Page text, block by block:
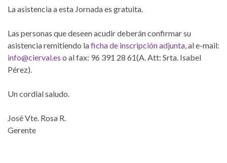
La asistencia a esta Jornada es gratuita.
Las personas que deseen acudir deberán confirmar su
asistencia remitiendo laficha de inscripción adjunta , al e-mail:
info@cierval.es o al fax: 96 391 28 61(A. Att: Srta. Isabel
Pérez).
Un cordial saludo.
José Vte. Rosa R.
Gerente